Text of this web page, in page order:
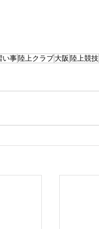
い事陸上クラブ大阪 陸上競技